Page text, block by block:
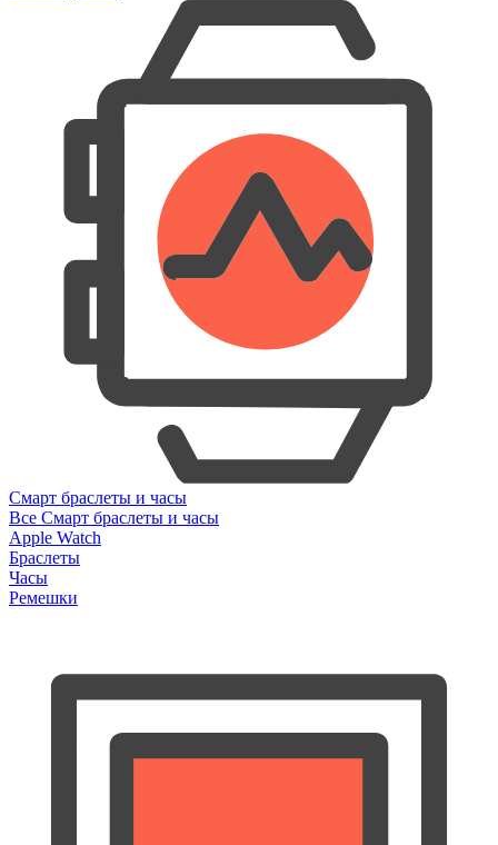
Смарт браслеты и часы
Все Смарт браслеты и часы
Apple Watch
Браслеты
Часы
Ремешки